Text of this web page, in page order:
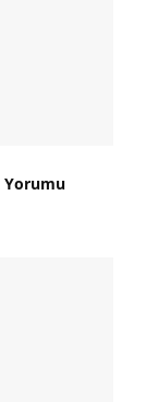
Yorumu